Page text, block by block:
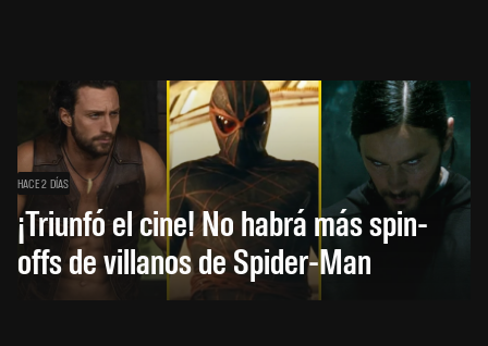
HACE 2 DÍAS
¡Triunfó el cine! No habrá más spin-
offs de villanos de Spider-Man